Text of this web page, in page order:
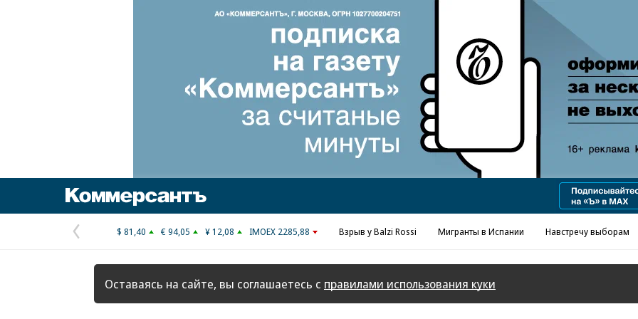
Реклама в «Ъ» www.kommersant.ru/ad
Предыдущая
страница
$ 81,40 € 94,05 ¥ 12,08 IMOEX 2285,88 Взрыв у Balzi Rossi Мигранты в Испании Навстречу выборам
Оставаясь на сайте, вы соглашаетесь с правилами использования куки